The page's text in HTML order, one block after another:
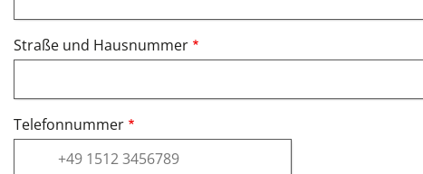
Straße und Hausnummer
Telefonnummer